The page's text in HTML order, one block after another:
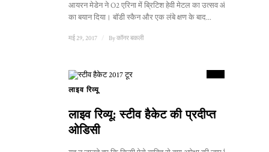
आयरन मेडेन ने O2 एरिना में ब्रिटिश हेवी मेटल का उत्सव और एकता
का बयान दिया। बॉडी स्कैन और एक लंबे क्षण के बाद...
मई 29, 2017 Byकॉनर बकली
स्कोर
लाइव रिव्यू
लाइव रिव्यू: स्टीव हैकेट की प्रदीप्त
ओडिसी